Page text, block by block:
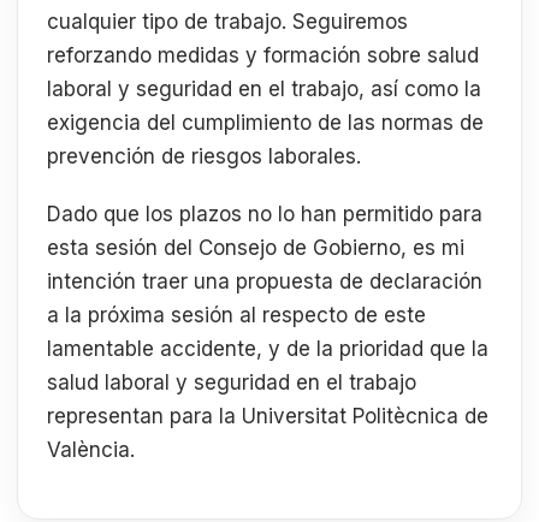
cualquier tipo de trabajo. Seguiremos
reforzando medidas y formación sobre salud
laboral y seguridad en el trabajo, así como la
exigencia del cumplimiento de las normas de
prevención de riesgos laborales.
Dado que los plazos no lo han permitido para
esta sesión del Consejo de Gobierno, es mi
intención traer una propuesta de declaración
a la próxima sesión al respecto de este
lamentable accidente, y de la prioridad que la
salud laboral y seguridad en el trabajo
representan para la Universitat Politècnica de
València.